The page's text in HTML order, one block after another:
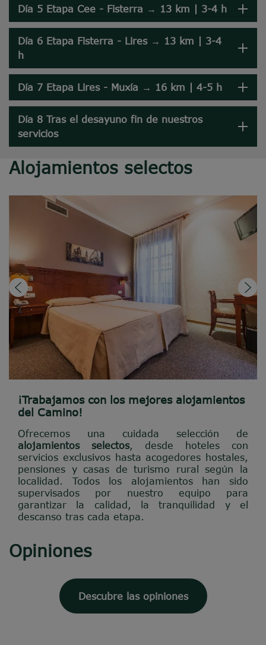
Día 5 Etapa Cee - Fisterra → 13 km | 3-4 h
Día 6 Etapa Fisterra - Lires → 13 km | 3-4
h
Día 7 Etapa Lires - Muxía → 16 km | 4-5 h
Día 8 Tras el desayuno fin de nuestros
servicios
Alojamientos selectos
¡Trabajamos con los mejores alojamientos
del Camino!
Ofrecemos una cuidada selección de
alojamientos selectos, desde hoteles con
servicios exclusivos hasta acogedores hostales,
pensiones y casas de turismo rural según la
localidad. Todos los alojamientos han sido
supervisados por nuestro equipo para
garantizar la calidad, la tranquilidad y el
descanso tras cada etapa.
Opiniones
Descubre las opiniones